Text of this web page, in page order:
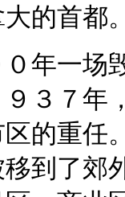
的首都
年一场
３７年
的重任
到了郊